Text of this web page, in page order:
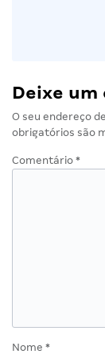
Deixe
O seu endereço
obrigatórios são
Comentário *
Nome *